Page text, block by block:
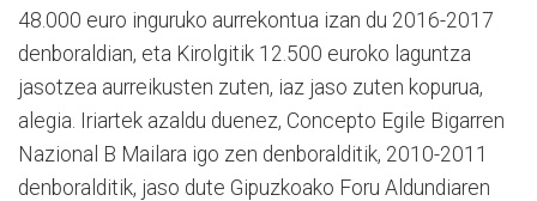
48.000 euro inguruko aurrekontua izan du 2016-2017
denboraldian, eta Kirolgitik 12.500 euroko laguntza
jasotzea aurreikusten zuten, iaz jaso zuten kopurua,
alegia. Iriartek azaldu duenez, Concepto Egile Bigarren
Nazional B Mailara igo zen denboralditik, 2010-2011
denboralditik, jaso dute Gipuzkoako Foru Aldundiaren